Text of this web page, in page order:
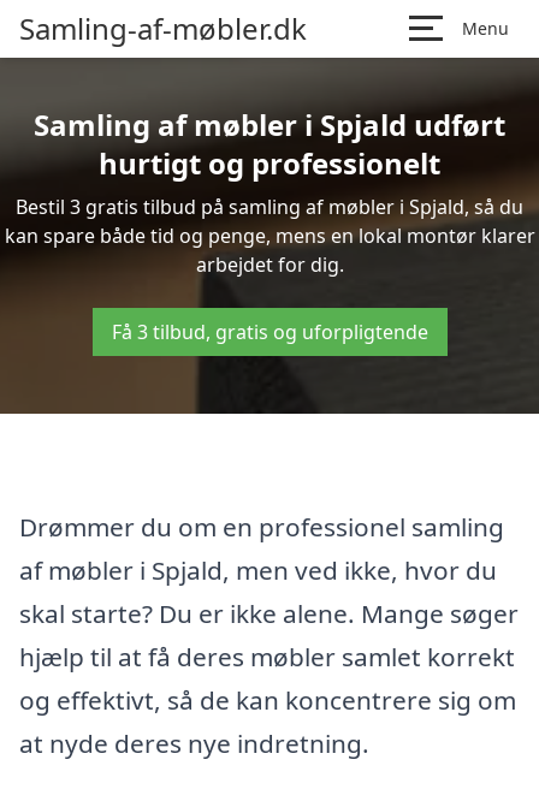
Samling-af-møbler.dk Menu
Samling af møbler i Spjald udført
hurtigt og professionelt
Bestil 3 gratis tilbud på samling af møbler i Spjald, så du
kan spare både tid og penge, mens en lokal montør klarer
arbejdet for dig.
Få 3 tilbud, gratis og uforpligtende
Drømmer du om en professionel samling
af møbler i Spjald, men ved ikke, hvor du
skal starte? Du er ikke alene. Mange søger
hjælp til at få deres møbler samlet korrekt
og effektivt, så de kan koncentrere sig om
at nyde deres nye indretning.